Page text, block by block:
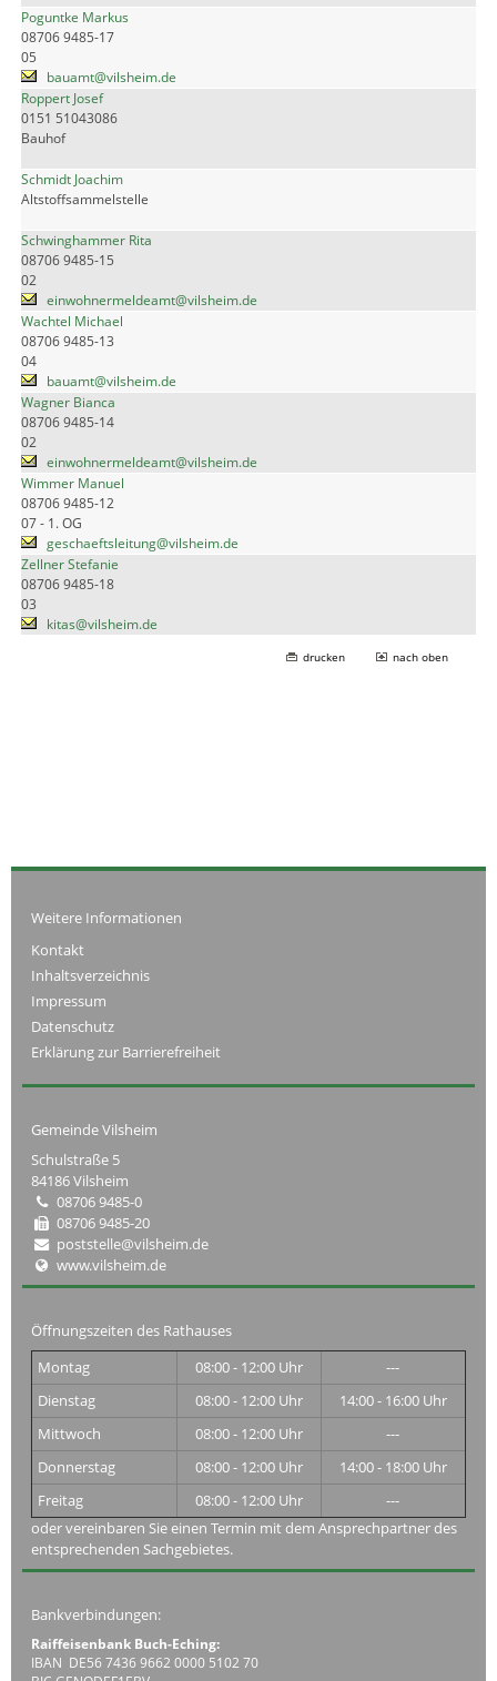
Poguntke Markus
08706 9485-17
05
bauamt@vilsheim.de
Roppert Josef
0151 51043086
Bauhof
Schmidt Joachim
Altstoffsammelstelle
Schwinghammer Rita
08706 9485-15
02
einwohnermeldeamt@vilsheim.de
Wachtel Michael
08706 9485-13
04
bauamt@vilsheim.de
Wagner Bianca
08706 9485-14
02
einwohnermeldeamt@vilsheim.de
Wimmer Manuel
08706 9485-12
07 - 1. OG
geschaeftsleitung@vilsheim.de
Zellner Stefanie
08706 9485-18
03
kitas@vilsheim.de
drucken nach oben
Weitere Informationen
Kontakt
Inhaltsverzeichnis
Impressum
Datenschutz
Erklärung zur Barrierefreiheit
Gemeinde Vilsheim
Schulstraße 5
84186 Vilsheim
08706 9485-0
08706 9485-20
poststelle@vilsheim.de
www.vilsheim.de
Öffnungszeiten des Rathauses
Montag
08:00 - 12:00 Uhr
---
Dienstag
08:00 - 12:00 Uhr
14:00 - 16:00 Uhr
Mittwoch
08:00 - 12:00 Uhr
---
Donnerstag
08:00 - 12:00 Uhr
14:00 - 18:00 Uhr
Freitag
08:00 - 12:00 Uhr
---
oder vereinbaren Sie einen Termin mit dem Ansprechpartner des
entsprechenden Sachgebietes.
Bankverbindungen:
Raiffeisenbank Buch-Eching:
IBAN DE56 7436 9662 0000 5102 70